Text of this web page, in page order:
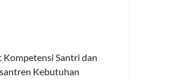
Kompetensi Santri dan
Kebutuhan